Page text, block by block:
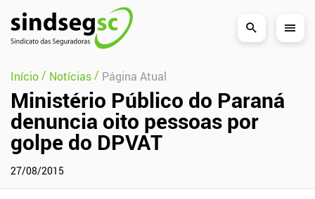
Pular Navegação (s)
Início/ Notícias/ Página Atual
Ministério Público do Paraná
denuncia oito pessoas por
golpe do DPVAT
27/08/2015